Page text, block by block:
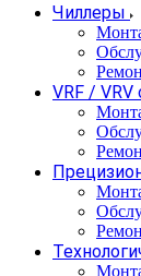
Чиллеры
VRF /